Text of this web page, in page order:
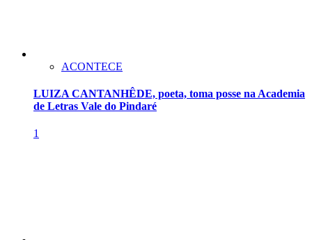
ACONTECE
LUIZA CANTANHÊDE, poeta, toma posse na Academia
de Letras Vale do Pindaré
1